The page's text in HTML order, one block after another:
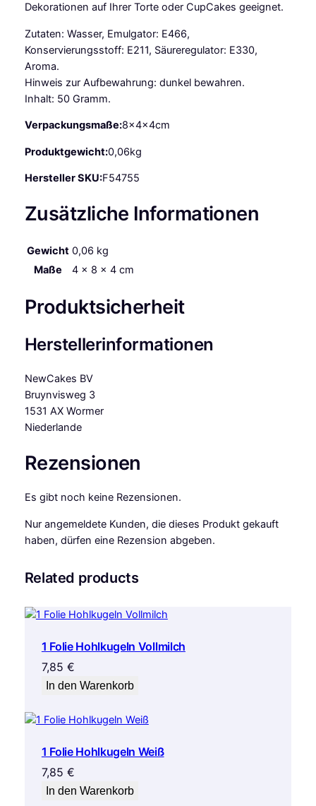
r
l
e
b
e
r
,
0
g
e
n
e
Dekorationen auf Ihrer Torte oder CupCakes geeignet.
Zutaten: Wasser, Emulgator: E466,
Konservierungsstoff: E211, Säureregulator: E330,
Aroma.
Hinweis zur Aufbewahrung: dunkel bewahren.
Inhalt: 50 Gramm.
Verpackungsmaße:8x4x4cm
Produktgewicht:0,06kg
Hersteller SKU:F54755
Zusätzliche Informationen
Gewicht 0,06 kg
Maße
4 × 8 × 4 cm
Produktsicherheit
Herstellerinformationen
NewCakes BV
Bruynvisweg 3
1531 AX Wormer
Niederlande
Rezensionen
Es gibt noch keine Rezensionen.
Nur angemeldete Kunden, die dieses Produkt gekauft
haben, dürfen eine Rezension abgeben.
Related products
1 Folie Hohlkugeln Vollmilch
7,85 €
In den Warenkorb
1 Folie Hohlkugeln Weiß
7,85 €
In den Warenkorb